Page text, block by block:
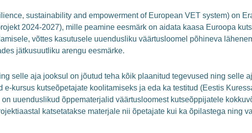
sustainability and empowerment of European VET system) on
2024-2027), mille peamine eesmärk on aidata kaasa Euroopa
võttes kasutusele uuendusliku väärtusloomel põhineva
jätkusuutliku arengu eesmärke.
selle aja jooksul on jõutud teha kõik plaanitud tegevused ning selle
e-kursus kutseõpetajate koolitamiseks ja eda ka testitud (Eestis
uuenduslikud õppematerjalid väärtusloomest kutseõppijatele
katsetatakse materjale nii õpetajate kui ka õpilastega ning